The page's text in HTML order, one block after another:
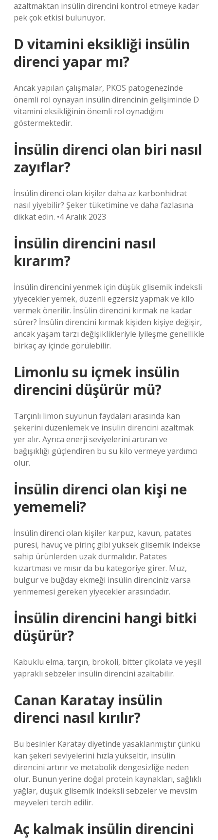
azaltmaktan insülin direncini kontrol etmeye kadar
pek çok etkisi bulunuyor.
D vitamini eksikliği insülin
direnci yapar mı?
Ancak yapılan çalışmalar, PKOS patogenezinde
önemli rol oynayan insülin direncinin gelişiminde D
vitamini eksikliğinin önemli rol oynadığını
göstermektedir.
İnsülin direnci olan biri nasıl
zayıflar?
İnsülin direnci olan kişiler daha az karbonhidrat
nasıl yiyebilir? Şeker tüketimine ve daha fazlasına
dikkat edin. •4 Aralık 2023
İnsülin direncini nasıl
kırarım?
İnsülin direncini yenmek için düşük glisemik indeksli
yiyecekler yemek, düzenli egzersiz yapmak ve kilo
vermek önerilir. İnsülin direncini kırmak ne kadar
sürer? İnsülin direncini kırmak kişiden kişiye değişir,
ancak yaşam tarzı değişiklikleriyle iyileşme genellikle
birkaç ay içinde görülebilir.
Limonlu su içmek insülin
direncini düşürür mü?
Tarçınlı limon suyunun faydaları arasında kan
şekerini düzenlemek ve insülin direncini azaltmak
yer alır. Ayrıca enerji seviyelerini artıran ve
bağışıklığı güçlendiren bu su kilo vermeye yardımcı
olur.
İnsülin direnci olan kişi ne
yememeli?
İnsülin direnci olan kişiler karpuz, kavun, patates
püresi, havuç ve pirinç gibi yüksek glisemik indekse
sahip ürünlerden uzak durmalıdır. Patates
kızartması ve mısır da bu kategoriye girer. Muz,
bulgur ve buğday ekmeği insülin direnciniz varsa
yenmemesi gereken yiyecekler arasındadır.
İnsülin direncini hangi bitki
düşürür?
Kabuklu elma, tarçın, brokoli, bitter çikolata ve yeşil
yapraklı sebzeler insülin direncini azaltabilir.
Canan Karatay insülin
direnci nasıl kırılır?
Bu besinler Karatay diyetinde yasaklanmıştır çünkü
kan şekeri seviyelerini hızla yükseltir, insülin
direncini artırır ve metabolik dengesizliğe neden
olur. Bunun yerine doğal protein kaynakları, sağlıklı
yağlar, düşük glisemik indeksli sebzeler ve mevsim
meyveleri tercih edilir.
Aç kalmak insülin direncini